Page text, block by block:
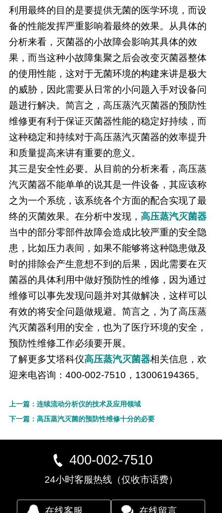
利用最终的目的是要提供无菌的医学环境，而设
备的性能发挥严重影响着最终的效果。从具体的
分析来看，灭菌器的小故障会影响其具体的效
果，而当这种小故障集聚之后会改变灭菌器整体
的使用性能，这对于无菌环境的构建来讲是极大
的威胁，因此需要从日常的小问题入手对设备问
题进行解决。简言之，高压蒸汽灭菌器的预防性
维修更有利于保证灭菌器性能的稳定好持续，而
这种稳定和持续对于高压蒸汽灭菌器的效率提升
和质量提高来讲有重要的意义。
其三是安全性必要。从目前的分析来看，高压蒸
汽灭菌器不能单单的说其是一件设备，其应该称
之为一个系统，该系统各个方面的配合实现了最
终的灭菌效果。在分析中发现， 高压蒸汽灭菌器
当中的部分零部件故障会造成比较严重的安全隐
患，比如压力表间，如果不能够将这种隐患做及
时的排除会产生意想不到的后果，因此需要在灭
菌器的具体利用中做好预防性的维修，因为通过
维修可以事先发现问题并对其做解决，这样可以
有效的将安全问题做规避。简言之，为了高压蒸
汽灭菌器利用的安全，也为了医疗环境的安全，
预防性维修工作必须要开展。
了解更多艾塔科仪高压蒸汽灭菌器相关信息，欢
迎来电咨询：400-002-7510，13006194365。
上一篇：连续流动分析仪的技术及应用领域
下一篇：高压蒸汽灭菌的预防性维修十分的必要
400-002-7510
24小时客服热线（仅收市话费）
在线客服 在线留言